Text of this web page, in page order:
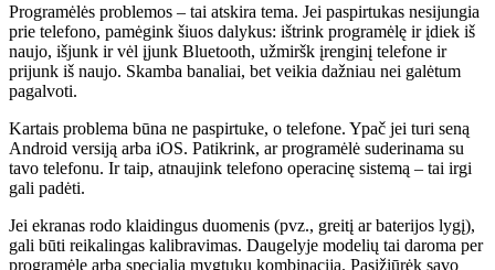
Programėlės problemos – tai atskira tema. Jei paspirtukas nesijungia
prie telefono, pamėgink šiuos dalykus: ištrink programėlę ir įdiek iš
naujo, išjunk ir vėl įjunk Bluetooth, užmiršk įrenginį telefone ir
prijunk iš naujo. Skamba banaliai, bet veikia dažniau nei galėtum
pagalvoti.
Kartais problema būna ne paspirtuke, o telefone. Ypač jei turi seną
Android versiją arba iOS. Patikrink, ar programėlė suderinama su
tavo telefonu. Ir taip, atnaujink telefono operacinę sistemą – tai irgi
gali padėti.
Jei ekranas rodo klaidingus duomenis (pvz., greitį ar baterijos lygį),
gali būti reikalingas kalibravimas. Daugelyje modelių tai daroma per
programėlę arba specialią mygtukų kombinaciją. Pasižiūrėk savo